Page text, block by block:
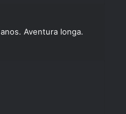
Aventura longa.